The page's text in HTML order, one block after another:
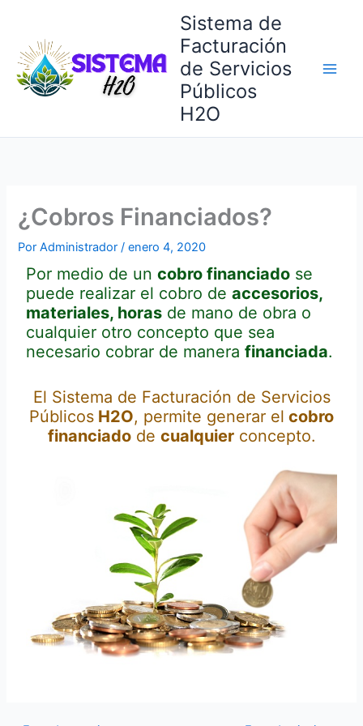
contenido
Sistema de
Facturación
de Servicios
Públicos
H2O
¿Cobros Financiados?
PorAdministrador/enero 4, 2020
Por medio de uncobro financiado se
puede realizar el cobro deaccesorios,
materiales, horas de mano de obra o
cualquier otro concepto que sea
necesario cobrar de manerafinanciada.
El Sistema de Facturación de Servicios
Públicos H2O, permite generar el cobro
financiadode cualquierconcepto.